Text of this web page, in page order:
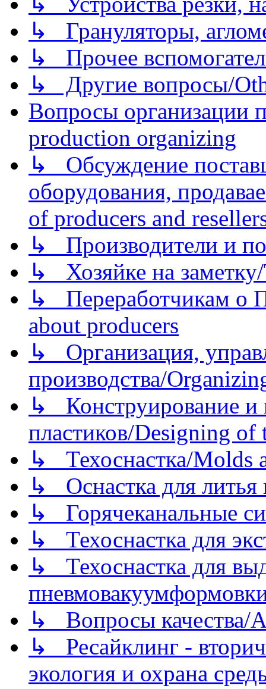
↳ Грануляторы,
↳ Прочее
↳ Другие вопросы/
Вопросы организации
production organizing
↳ Обсуждение
оборудования,
of producers and
↳ Производители и
↳ Хозяйке на
↳ Переработчикам о
about producers
↳ Организация,
производства/
↳ Конструирование и
пластиков/Designing of
↳ Техоснастка/Molds
↳ Оснастка для литья
↳ Горячеканальные
↳ Техоснастка для
↳ Техоснастка для
↳ Вопросы качества/
↳ Ресайклинг -
экология и охрана